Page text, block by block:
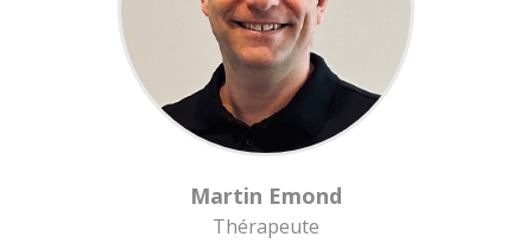
Martin Emond
Thérapeute